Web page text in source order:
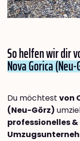
So helfen wir dir
Nova Gorica
Du möchtest von
(Neu-Görz)
professionelles